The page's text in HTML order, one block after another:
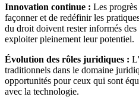
Innovation continue : Les
façonner et de redéfinir les
du droit doivent rester informés
exploiter pleinement leur potentiel.
Évolution des rôles juridiques :
traditionnels dans le domaine
opportunités pour ceux qui sont
avec la technologie.